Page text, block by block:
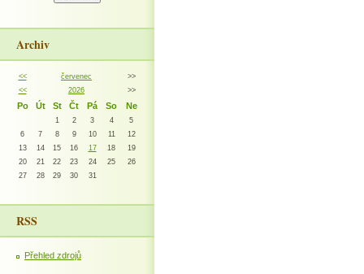
Archiv
<< červenec
>>
<<
2026 >>
Po Út St Čt Pá So Ne
1 2 3 4
5
6
7 8 9 10 11
12
13
14 15 16 17 18
19
20
21 22 23 24 25
26
27
28 29 30 31
RSS
Přehled zdrojů